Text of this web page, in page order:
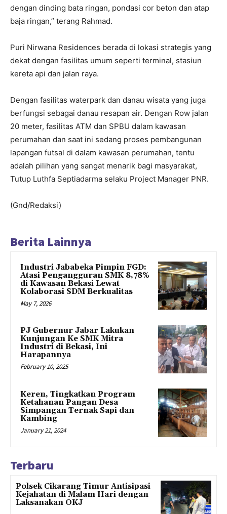
dengan dinding bata ringan, pondasi cor beton dan atap
baja ringan,” terang Rahmad.
Puri Nirwana Residences berada di lokasi strategis yang
dekat dengan fasilitas umum seperti terminal, stasiun
kereta api dan jalan raya.
Dengan fasilitas waterpark dan danau wisata yang juga
berfungsi sebagai danau resapan air. Dengan Row jalan
20 meter, fasilitas ATM dan SPBU dalam kawasan
perumahan dan saat ini sedang proses pembangunan
lapangan futsal di dalam kawasan perumahan, tentu
adalah pilihan yang sangat menarik bagi masyarakat,
Tutup Luthfa Septiadarma selaku Project Manager PNR.
(Gnd/Redaksi)
Berita Lainnya
Industri Jababeka Pimpin FGD:
Atasi Pengangguran SMK 8,78%
di Kawasan Bekasi Lewat
Kolaborasi SDM Berkualitas
May 7, 2026
PJ Gubernur Jabar Lakukan
Kunjungan Ke SMK Mitra
Industri di Bekasi, Ini
Harapannya
February 10, 2025
Keren, Tingkatkan Program
Ketahanan Pangan Desa
Simpangan Ternak Sapi dan
Kambing
January 21, 2024
Terbaru
Polsek Cikarang Timur Antisipasi
Kejahatan di Malam Hari dengan
Laksanakan OKJ